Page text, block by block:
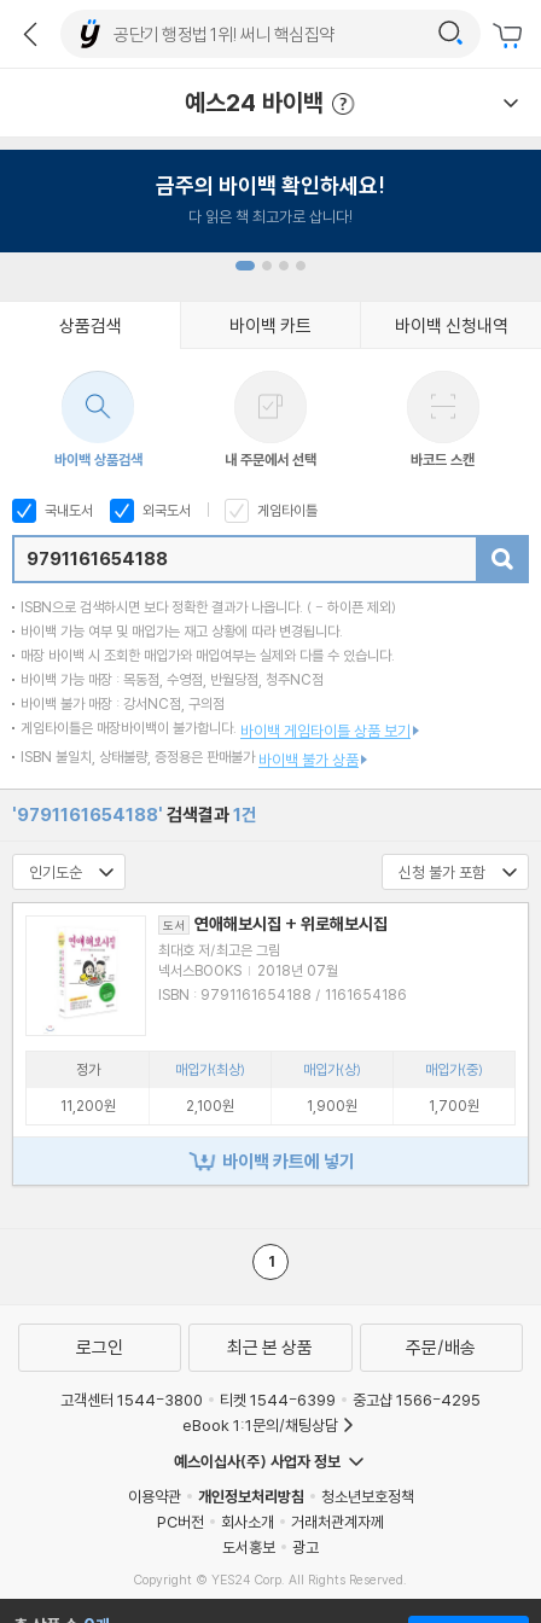
예스24 바이백
금주의 바이백 확인하세요!
다 읽은 책 최고가로 삽니다!
상품검색 바이백 카트 바이백 신청내역
바이백 상품검색 내 주문에서 선택 바코드 스캔
국내도서 외국도서 게임타이틀
ISBN으로 검색하시면 보다 정확한 결과가 나옵니다. ( - 하이픈 제외)
바이백 가능 여부 및 매입가는 재고 상황에 따라 변경됩니다.
매장 바이백 시 조회한 매입가와 매입여부는 실제와 다를 수 있습니다.
바이백 가능 매장 : 목동점, 수영점, 반월당점, 청주NC점
바이백 불가 매장 : 강서NC점, 구의점
게임타이틀은 매장바이백이 불가합니다. 바이백 게임타이틀 상품 보기
ISBN 불일치, 상태불량, 증정용은 판매불가 바이백 불가 상품
'9791161654188' 검색결과1건
도서 연애해보시집 + 위로해보시집
최대호 저/최고은 그림
넥서스BOOKS | 2018년 07월
ISBN : 9791161654188 / 1161654186
정가 매입가(최상) 매입가(상)
매입가(중)
11,200원
2,100원 1,900원 1,700원
바이백 카트에 넣기
1
로그인 최근 본 상품 주문/배송
고객센터 1544-3800 티켓 1544-6399
중고샵 1566-4295
eBook 1:1문의/채팅상담
예스이십사(주) 사업자 정보
이용약관
개인정보처리방침
청소년보호정책
PC버전
회사소개
거래처관계자께
도서홍보
광고
Copyright © YES24 Corp. All Rights Reserved.
MATOM2